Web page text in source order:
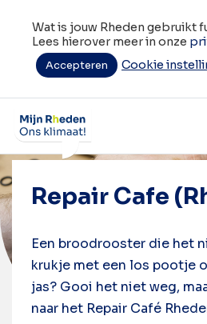
Wat is jouw Rheden gebruikt
Lees hierover meer in onze
Accepteren Cookie
Wat is jouw Rheden
Home Agenda
6
september
Repair Cafe
Een broodrooster die het
krukje met een los pootje
jas? Gooi het niet weg,
naar het Repair Café